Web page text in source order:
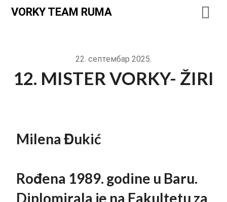
VORKY TEAM RUMA
22. септембар 2025.
12. MISTER VORKY- ŽIRI
Milena Đukić
Rođena 1989. godine u Baru.
Diplomirala je na Fakultetu za